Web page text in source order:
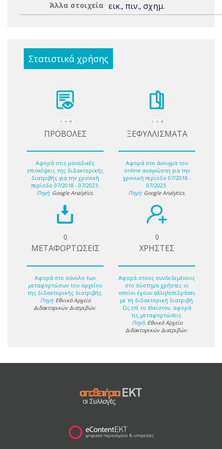
Άλλα στοιχεία εικ., πιν., σχημ.
Στατιστικά χρήσης
ΠΡΟΒΟΛΕΣ
Αφορά στις μοναδικές
επισκέψεις της διδακτορικής
διατριβής για την χρονική
περίοδο 07/2018 - 07/2023.
Πηγή: Google Analytics.
ΞΕΦΥΛΛΙΣΜΑΤΑ
Αφορά στο άνοιγμα του
online αναγνώστη για την
χρονική περίοδο 07/2018 -
07/2023.
Πηγή: Google Analytics.
0
ΜΕΤΑΦΟΡΤΩΣΕΙΣ
Αφορά στο σύνολο των
μεταφορτώσων του αρχείου
της διδακτορικής διατριβής.
Πηγή: Εθνικό Αρχείο
Διδακτορικών Διατριβών.
0
ΧΡΗΣΤΕΣ
Αφορά στους συνδεδεμένους
στο σύστημα χρήστες οι
οποίοι έχουν αλληλεπιδράσει
με τη διδακτορική διατριβή.
Ως επί το πλείστον, αφορά
τις μεταφορτώσεις.
Πηγή: Εθνικό Αρχείο
Διδακτορικών Διατριβών.